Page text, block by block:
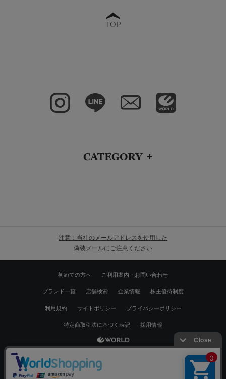
絞り込む
TOP
CATEGORY
注意：当社のメールアドレスを使用した
偽装メールにご注意ください
初めての方へ ご利用案内・お問い合わせ
ブランド一覧 店舗検索 企業情報 株主優待制度
利用規約 サイトポリシー プライバシーポリシー
特定商取引法に基づく表記 採用情報